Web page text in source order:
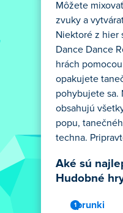
Môžete
zvuky a
Niektoré z hier
Dance Dance
hrách
opakujete
pohybujete sa.
obsahujú
popu,
techna.
Aké sú
Hudobné
Sprunki